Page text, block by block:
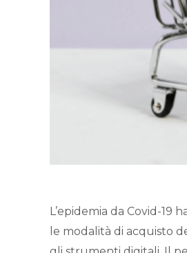
L’epidemia da Covid-
le modalità di acquisto